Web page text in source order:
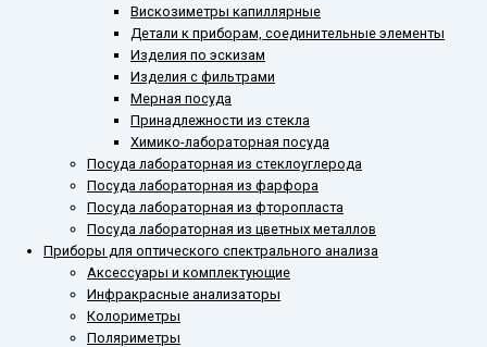
Вискозиметры капиллярные
Детали к приборам, соединительные элементы
Изделия по эскизам
Изделия с фильтрами
Мерная посуда
Принадлежности из стекла
Химико-лабораторная посуда
Посуда лабораторная из стеклоуглерода
Посуда лабораторная из фарфора
Посуда лабораторная из фторопласта
Посуда лабораторная из цветных металлов
Приборы для оптического спектрального анализа
Аксессуары и комплектующие
Инфракрасные анализаторы
Колориметры
Поляриметры